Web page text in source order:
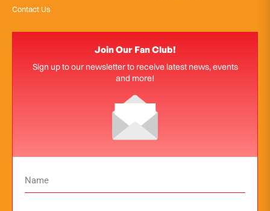
Contact Us
Join Our Fan Club!
Sign up to our newsletter to receive latest news, events
and more!